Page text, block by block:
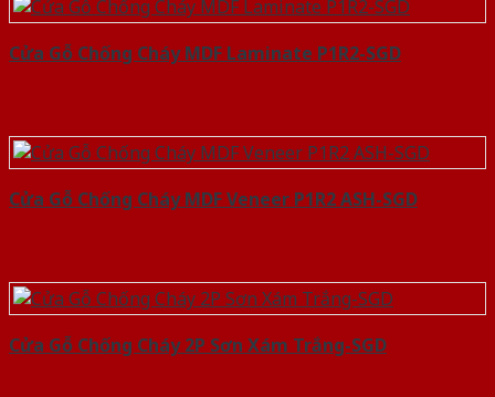
Cửa Gỗ Chống Cháy MDF Laminate P1R2-SGD
Cửa Gỗ Chống Cháy MDF Veneer P1R2 ASH-SGD
Cửa Gỗ Chống Cháy 2P Sơn Xám Trắng-SGD